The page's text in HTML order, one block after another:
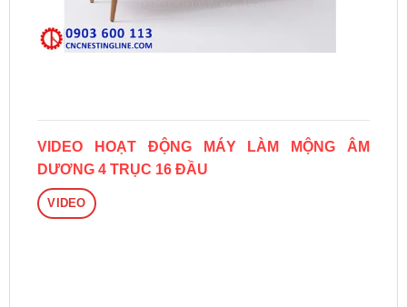
VIDEO HOẠT ĐỘNG MÁY LÀM MỘNG ÂM
DƯƠNG 4 TRỤC 16 ĐẦU
VIDEO